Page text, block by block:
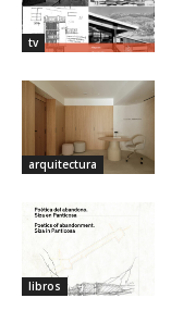
tv
arquitectura
libros